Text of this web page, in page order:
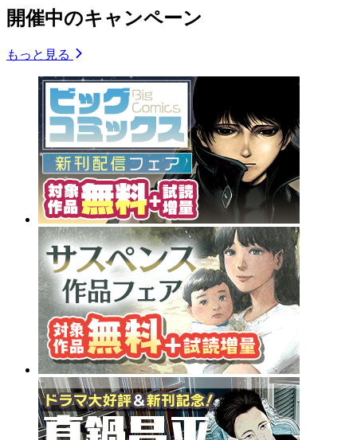
開催中のキャンペーン
もっと見る